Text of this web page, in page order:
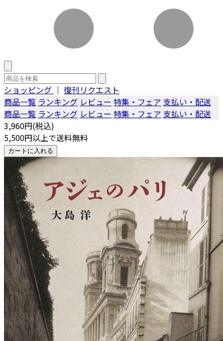
ショッピング ｜ 復刊リクエスト
商品一覧 ランキング レビュー 特集・フェア 支払い・配送
商品一覧 ランキング レビュー 特集・フェア 支払い・配送
3,960円(税込)
5,500円以上で送料無料
カートに入れる